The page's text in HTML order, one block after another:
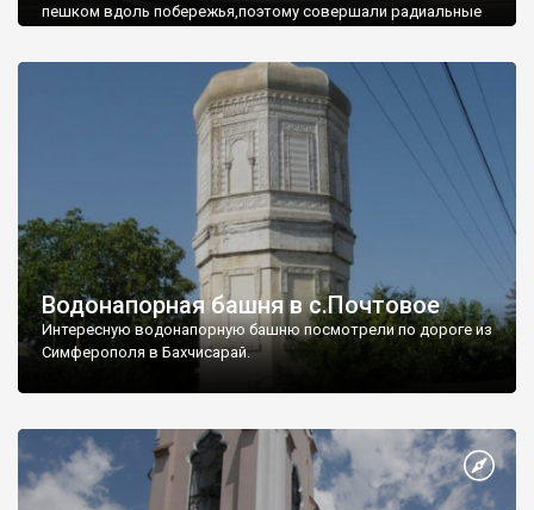
пешком вдоль побережья,поэтому совершали радиальные
Водонапорная башня в с.Почтовое
Интересную водонапорную башню посмотрели по дороге из
Симферополя в Бахчисарай.